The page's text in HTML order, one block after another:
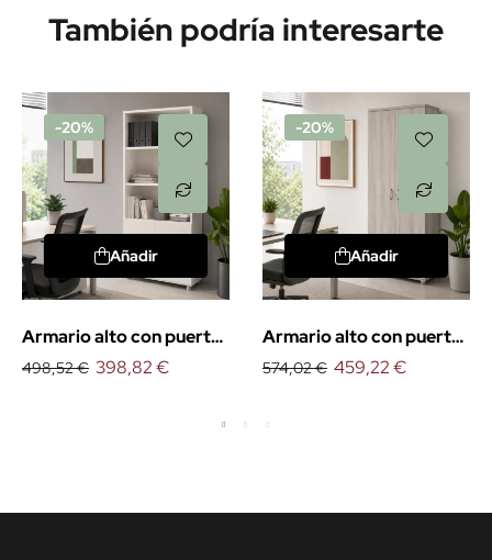
También podría interesarte
-20%
Añadir
Armario alto con puertas
bajas Euro
498,52 € 398,82 €
-20%
Añadir
Armario alto con puertas
y cerradura Euro
574,02 € 459,22 €